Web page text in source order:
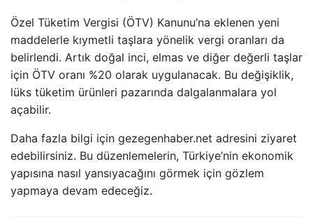
Özel Tüketim Vergisi (ÖTV) Kanunu’na eklenen yeni
maddelerle kıymetli taşlara yönelik vergi oranları da
belirlendi. Artık doğal inci, elmas ve diğer değerli taşlar
için ÖTV oranı %20 olarak uygulanacak. Bu değişiklik,
lüks tüketim ürünleri pazarında dalgalanmalara yol
açabilir.
Daha fazla bilgi için gezegenhaber.net adresini ziyaret
edebilirsiniz. Bu düzenlemelerin, Türkiye’nin ekonomik
yapısına nasıl yansıyacağını görmek için gözlem
yapmaya devam edeceğiz.